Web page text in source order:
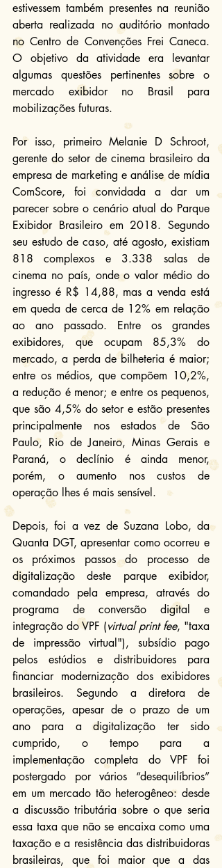
estivessem também presentes na reunião
aberta realizada no auditório montado
no Centro de Convenções Frei Caneca.
O objetivo da atividade era levantar
algumas questões pertinentes sobre o
mercado exibidor no Brasil para
mobilizações futuras.
Por isso, primeiro Melanie D Schroot,
gerente do setor de cinema brasileiro da
empresa de marketing e análise de mídia
ComScore, foi convidada a dar um
parecer sobre o cenário atual do Parque
Exibidor Brasileiro em 2018. Segundo
seu estudo de caso, até agosto, existiam
818 complexos e 3.338 salas de
cinema no país, onde o valor médio do
ingresso é R$ 14,88, mas a venda está
em queda de cerca de 12% em relação
ao ano passado. Entre os grandes
exibidores, que ocupam 85,3% do
mercado, a perda de bilheteria é maior;
entre os médios, que compõem 10,2%,
a redução é menor; e entre os pequenos,
que são 4,5% do setor e estão presentes
principalmente nos estados de São
Paulo, Rio de Janeiro, Minas Gerais e
Paraná, o declínio é ainda menor,
porém, o aumento nos custos de
operação lhes é mais sensível.
Depois, foi a vez de Suzana Lobo, da
Quanta DGT, apresentar como ocorreu e
os próximos passos do processo de
digitalização deste parque exibidor,
comandado pela empresa, através do
programa de conversão digital e
integração do VPF (virtual print fee, "taxa
de impressão virtual"), subsídio pago
pelos estúdios e distribuidores para
financiar modernização dos exibidores
brasileiros. Segundo a diretora de
operações, apesar de o prazo de um
ano para a digitalização ter sido
cumprido, o tempo para a
implementação completa do VPF foi
postergado por vários “desequilíbrios”
em um mercado tão heterogêneo: desde
a discussão tributária sobre o que seria
essa taxa que não se encaixa como uma
taxação e a resistência das distribuidoras
brasileiras, que foi maior que a das